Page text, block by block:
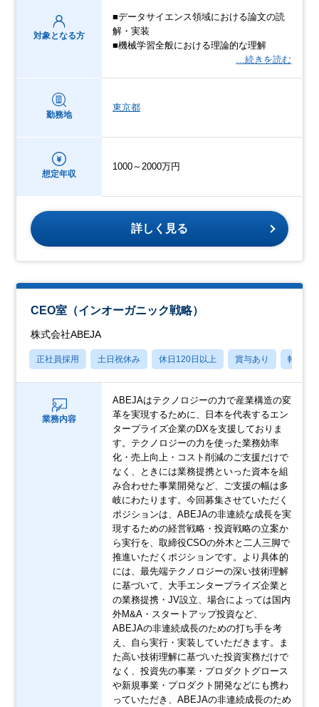
対象となる方
■データサイエンス領域における論文の読
解・実装
■機械学習全般における理論的な理解
…続きを読む
勤務地
東京都
想定年収
1000～2000万円
詳しく見る
CEO室（インオーガニック戦略）
株式会社ABEJA
正社員採用 土日祝休み 休日120日以上 賞与あり 転勤な
業務内容
ABEJAはテクノロジーの力で産業構造の変
革を実現するために、日本を代表するエン
タープライズ企業のDXを支援しておりま
す。テクノロジーの力を使った業務効率
化・売上向上・コスト削減のご支援だけで
なく、ときには業務提携といった資本を組
み合わせた事業開発など、ご支援の幅は多
岐にわたります。今回募集させていただく
ポジションは、ABEJAの非連続な成長を実
現するための経営戦略・投資戦略の立案か
ら実行を、取締役CSOの外木と二人三脚で
推進いただくポジションです。より具体的
には、最先端テクノロジーの深い技術理解
に基づいて、大手エンタープライズ企業と
の業務提携・JV設立、場合によっては国内
外M&A・スタートアップ投資など、
ABEJAの非連続成長のための打ち手を考
え、自ら実行・実装していただきます。ま
た高い技術理解に基づいた投資実務だけで
なく、投資先の事業・プロダクトグロース
や新規事業・プロダクト開発などにも携わ
っていただき、ABEJAの非連続成長のため